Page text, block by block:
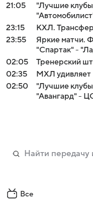
21:05
"Лучшие
23:15
КХЛ.
23:55
Яркие матчи.
"Спартак" -
02:05
Тренерский
02:35
МХЛ удивляет
02:50
"Лучшие
"Авангард" -
Все